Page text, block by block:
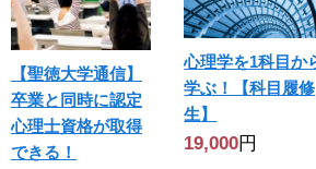
【聖徳大学通信】
卒業と同時に認定
心理士資格が取得
できる！
心理学を1科目か
学ぶ！【科目履修
生】
19,000円